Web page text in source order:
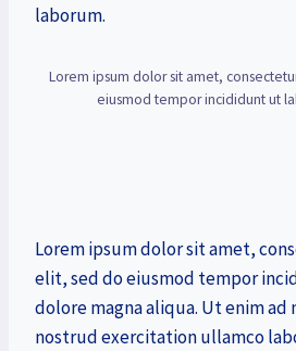
laborum.
Lorem ipsum dolor sit amet,
eiusmod tempor incididunt ut
Lorem ipsum dolor sit amet,
elit, sed do eiusmod tempor
dolore magna aliqua. Ut enim ad
nostrud exercitation ullamco